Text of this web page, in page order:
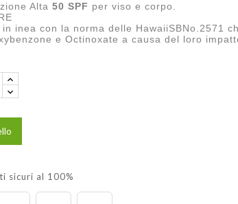
Alta 50 SPF per viso e corpo.
inea con la norma delle HawaiiSBNo.2571
e Octinoxate a causa del loro
sicuri al 100%